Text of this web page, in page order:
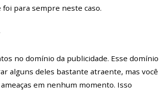
para sempre neste caso.
no domínio da publicidade. Esse domínio
alguns deles bastante atraente, mas você
em nenhum momento. Isso